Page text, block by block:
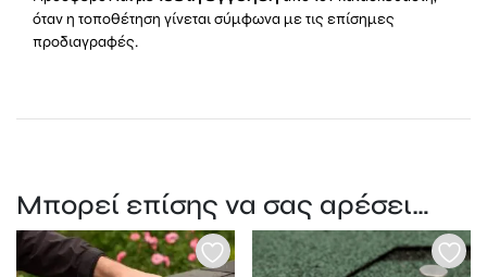
όταν η τοποθέτηση γίνεται σύμφωνα με τις επίσημες
προδιαγραφές.
Μπορεί επίσης να σας αρέσει…